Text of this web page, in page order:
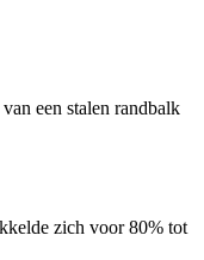
een stalen randbalk
zich voor 80% tot